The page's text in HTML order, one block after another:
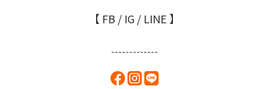
【 FB / IG / LINE 】
-------------